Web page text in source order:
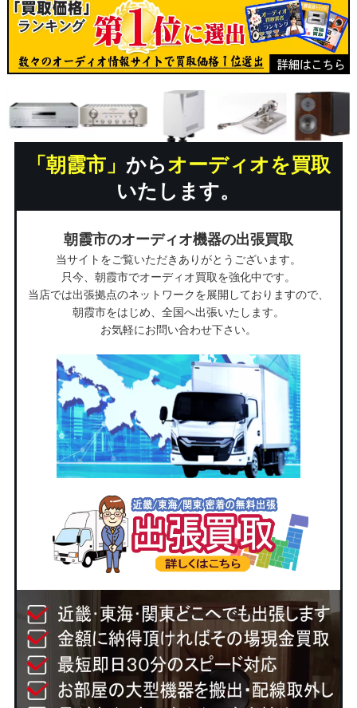
「朝霞市」 からオーディオを買取
いたします。
朝霞市のオーディオ機器の出張買取
当サイトをご覧いただきありがとうございます。
只今、朝霞市でオーディオ買取を強化中です。
当店では出張拠点のネットワークを展開しておりますので、
朝霞市をはじめ、全国へ出張いたします。
お気軽にお問い合わせ下さい。